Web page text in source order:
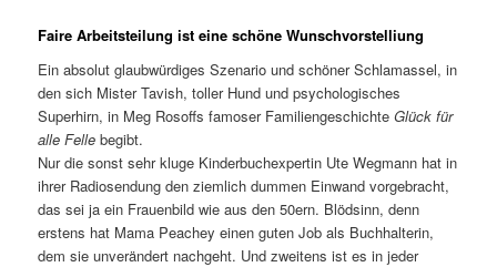
Faire Arbeitsteilung ist eine schöne Wunschvorstelliung
Ein absolut glaubwürdiges Szenario und schöner Schlamassel, in
den sich Mister Tavish, toller Hund und psychologisches
Superhirn, in Meg Rosoffs famoser FamiliengeschichteGlück für
alle Felle begibt.
Nur die sonst sehr kluge Kinderbuchexpertin Ute Wegmann hat in
ihrer Radiosendung den ziemlich dummen Einwand vorgebracht,
das sei ja ein Frauenbild wie aus den 50ern. Blödsinn, denn
erstens hat Mama Peachey einen guten Job als Buchhalterin,
dem sie unverändert nachgeht. Und zweitens ist es in jeder